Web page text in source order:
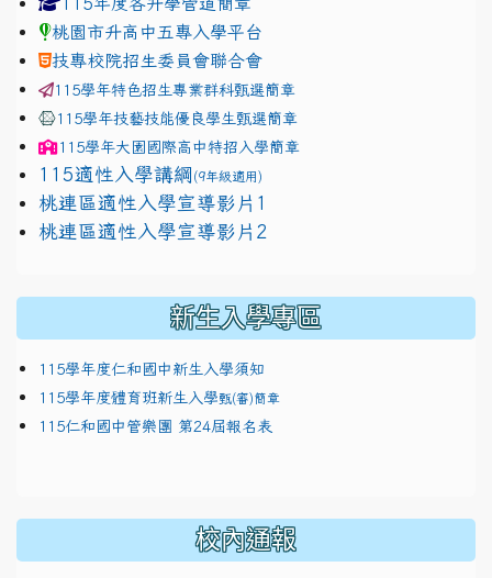
桃園市升高中五專入學平台
技專校院招生委員會聯合會
115學年特色招生專業群科甄選簡章
115學年技藝技能優良學生甄選簡章
115學年大園國際高中特招入學簡章
115適性入學講綱 (9年級適用)
link to https://docs.google.com/presentation/d/
桃連區適性入學宣導影片1
link to https://docs.google.com/presentation/d/
桃連區適性入學宣導影片2
新生入學專區
115學年度仁和國中新生入學須知
115學年度體育班新生入學甄(審)簡章
115仁和國中管樂團 第24屆報名表
校內通報